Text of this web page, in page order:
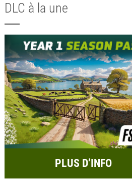
DLC à la une
PLUS D’INFO